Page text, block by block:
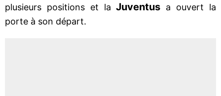
plusieurs positions et laJuventus a ouvert la
porte à son départ.